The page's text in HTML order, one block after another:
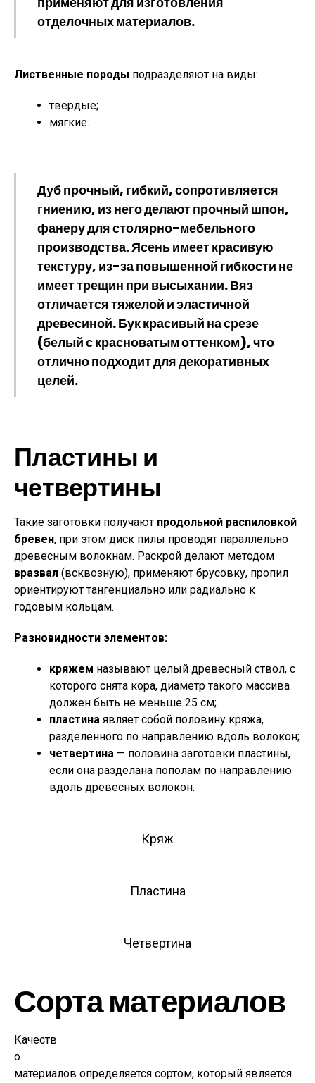
отделочных материалов.
Лиственные породы подразделяют на виды:
твердые;
мягкие.
Дубпрочный, гибкий, сопротивляется
гниению, из него делают прочный шпон,
фанеру для столярно-мебельного
производства.Ясеньимеет красивую
текстуру, из-за повышенной гибкости не
имеет трещин при высыхании.Вяз
отличается тяжелой и эластичной
древесиной.Буккрасивый на срезе
(белый с красноватым оттенком), что
отлично подходит для декоративных
целей.
Пластины и
четвертины
Такие заготовки получают продольной распиловкой
бревен, при этом диск пилы проводят параллельно
древесным волокнам. Раскрой делают методом
вразвал (всквозную), применяют брусовку, пропил
ориентируют тангенциально или радиально к
годовым кольцам.
Разновидности элементов:
кряжем называют целый древесный ствол, с
которого снята кора, диаметр такого массива
должен быть не меньше 25 см;
пластина являет собой половину кряжа,
разделенного по направлению вдоль волокон;
четвертина — половина заготовки пластины,
если она разделана пополам по направлению
вдоль древесных волокон.
Кряж
Пластина
Четвертина
Сорта материалов
Качеств
о
материалов определяется сортом, который является